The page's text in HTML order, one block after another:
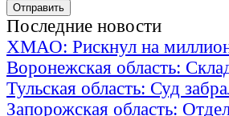
Последние новости
ХМАО: Рискнул на
Воронежская область:
Тульская область: Суд
Запорожская область: